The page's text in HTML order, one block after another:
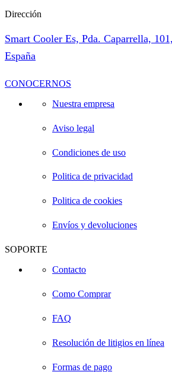
Dirección
Smart Cooler Es, Pda. Caparrella,
España
CONOCERNOS
Nuestra empresa
Aviso legal
Condiciones de uso
Politica de privacidad
Politica de cookies
Envíos y devoluciones
SOPORTE
Contacto
Como Comprar
FAQ
Resolución de litigios en línea
Formas de pago